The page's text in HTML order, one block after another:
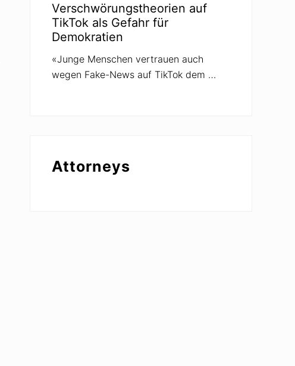
Verschwörungstheorien auf
TikTok als Gefahr für
Demokratien
«Junge Menschen vertrauen auch
wegen Fake-News auf TikTok dem …
Attorneys